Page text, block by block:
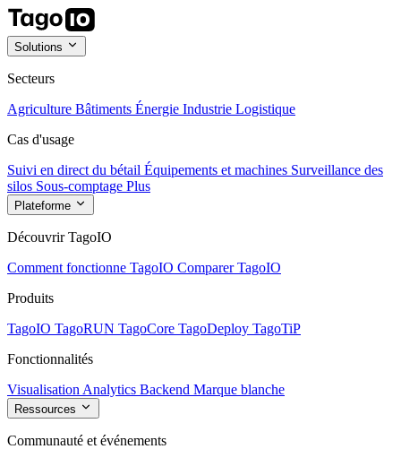
Solutions
Secteurs
Agriculture Bâtiments Énergie Industrie Logistique
Cas d'usage
Suivi en direct du bétail Équipements et machines Surveillance des
silos Sous-comptage Plus
Plateforme
Découvrir TagoIO
Comment fonctionne TagoIO Comparer TagoIO
Produits
TagoIO TagoRUN TagoCore TagoDeploy TagoTiP
Fonctionnalités
Visualisation Analytics Backend Marque blanche
Ressources
Communauté et événements